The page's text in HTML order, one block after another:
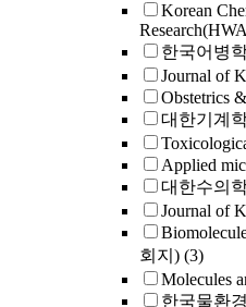
Korean
한국어병
Journal of
Obstetrics
대한기계
Applied
대한수의
Journal of
회지) (3)
Molecules
한국물환